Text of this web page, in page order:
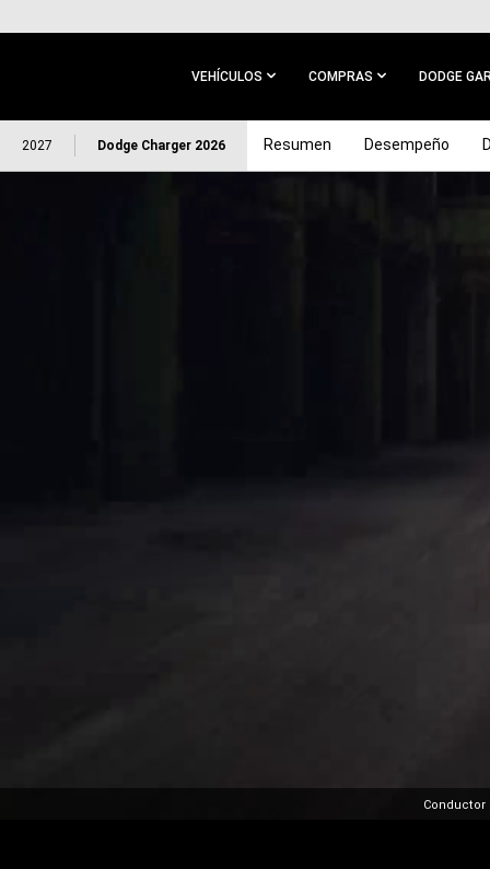
CONTENIDO
VEHÍCULOS COMPRAS DODGE
IR A
NAVEGACIÓN
PRINCIPAL
2027 Dodge Charger 2026 Resumen Desempeño
Conductor